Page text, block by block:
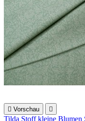
 Vorschau 
Tilda Stoff kleine Blumen